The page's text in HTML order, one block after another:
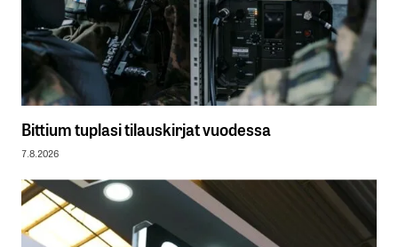
Bittium tuplasi tilauskirjat vuodessa
7.8.2026